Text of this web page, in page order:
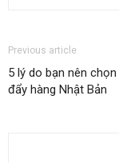
Previous article
5 lý do bạn nên
đẩy hàng Nhật Bản